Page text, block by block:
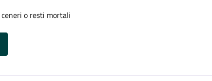
o resti mortali